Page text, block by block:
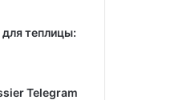
теплицы:
Telegram